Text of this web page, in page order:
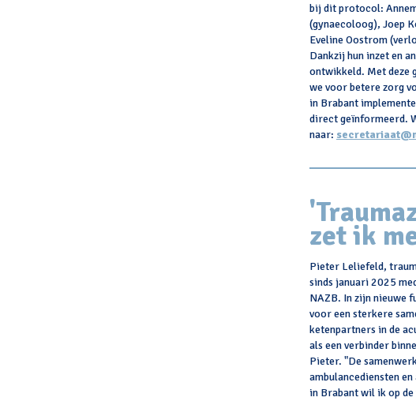
bij dit protocol:
(gynaecoloog), Joep
Eveline Oostrom
Dankzij hun inzet en
ontwikkeld. Met deze
we voor betere zorg
in Brabant
direct geïnformeerd.
naar:
'
zet ik
Pieter Leliefeld,
sinds januari 2025
NAZB. In zijn nieuwe
voor een sterkere
ketenpartners in de
als een verbinder
Pieter. "De
ambulancediensten
in Brabant wil ik op